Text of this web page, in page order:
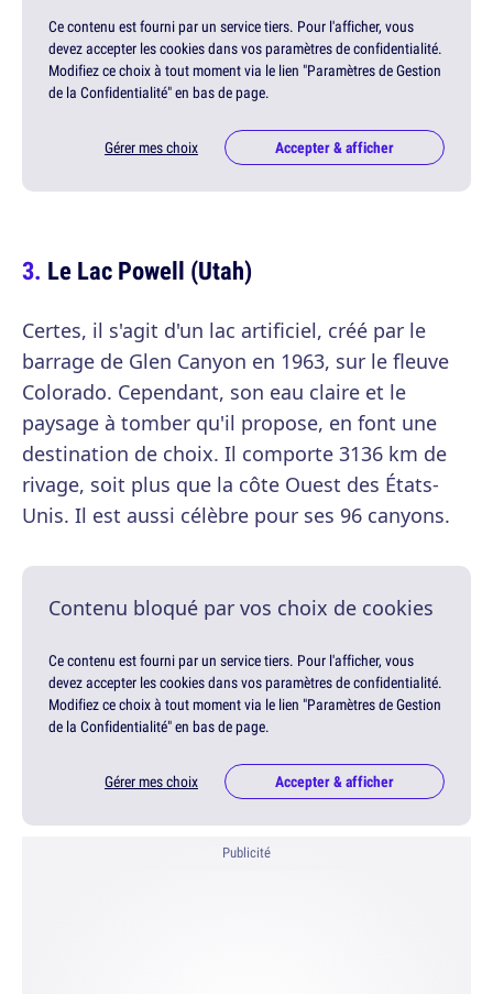
Ce contenu est fourni par un service tiers. Pour l'afficher, vous
devez accepter les cookies dans vos paramètres de confidentialité.
Modifiez ce choix à tout moment via le lien "Paramètres de Gestion
de la Confidentialité" en bas de page.
Gérer mes choix Accepter & afficher
Le Lac Powell (Utah)
Certes, il s'agit d'un lac artificiel, créé par le
barrage de Glen Canyon en 1963, sur le fleuve
Colorado. Cependant, son eau claire et le
paysage à tomber qu'il propose, en font une
destination de choix. Il comporte 3136 km de
rivage, soit plus que la côte Ouest des États-
Unis. Il est aussi célèbre pour ses 96 canyons.
Contenu bloqué par vos choix de cookies
Ce contenu est fourni par un service tiers. Pour l'afficher, vous
devez accepter les cookies dans vos paramètres de confidentialité.
Modifiez ce choix à tout moment via le lien "Paramètres de Gestion
de la Confidentialité" en bas de page.
Gérer mes choix Accepter & afficher
Publicité